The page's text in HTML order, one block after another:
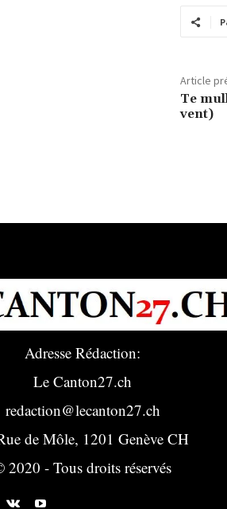
Article
Te
vent)
Adresse Rédaction:
Le Canton27.ch
redaction@lecanton27.ch
de Môle, 1201 Genève CH
2020 - Tous droits réservés